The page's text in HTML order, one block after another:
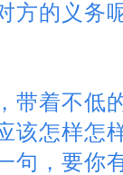
方的义务
，带着不低
该怎样怎
句，要你